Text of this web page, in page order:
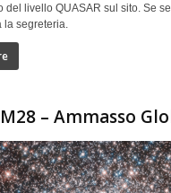
del livello QUASAR sul sito. Se
la segreteria.
M28 – Ammasso